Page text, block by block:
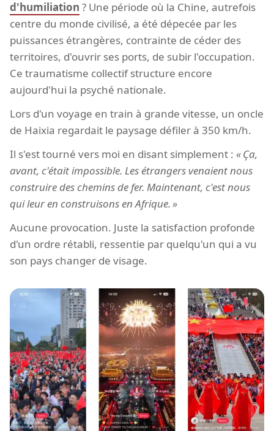
d'humiliation ? Une période où la Chine, autrefois
centre du monde civilisé, a été dépecée par les
puissances étrangères, contrainte de céder des
territoires, d'ouvrir ses ports, de subir l'occupation.
Ce traumatisme collectif structure encore
aujourd'hui la psyché nationale.
Lors d'un voyage en train à grande vitesse, un oncle
de Haixia regardait le paysage défiler à 350 km/h.
Il s'est tourné vers moi en disant simplement :
Ça,
avant, c'était impossible. Les étrangers venaient nous
construire des chemins de fer. Maintenant, c'est nous
qui leur en construisons en Afrique.
Aucune provocation. Juste la satisfaction profonde
d'un ordre rétabli, ressentie par quelqu'un qui a vu
son pays changer de visage.